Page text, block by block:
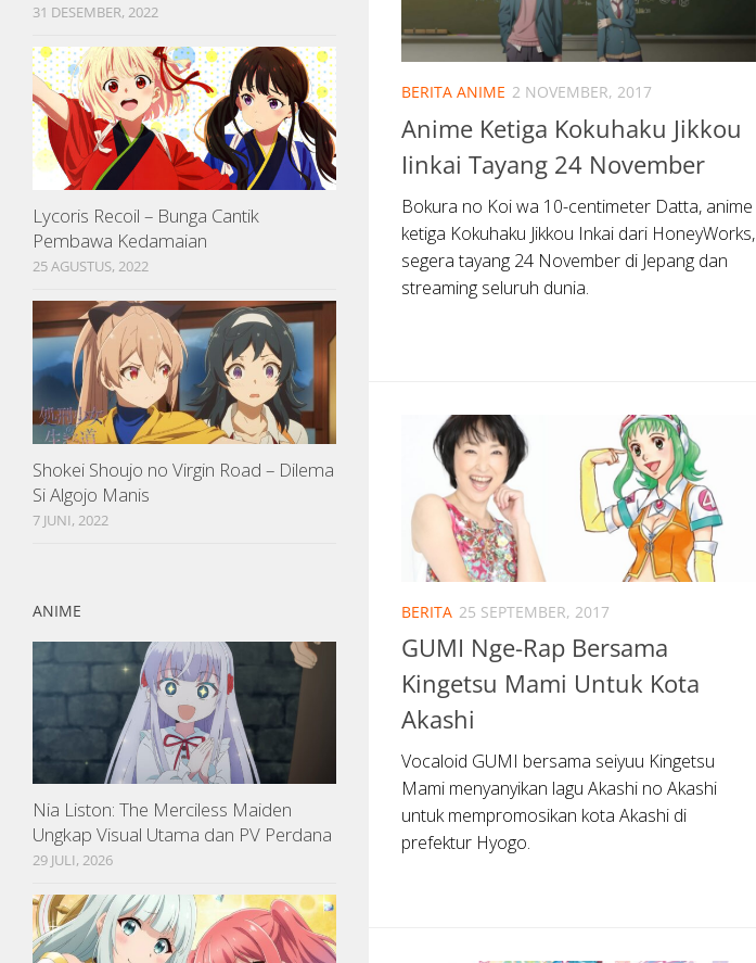
BERITA ANIME 2 NOVEMBER, 2017
Anime Ketiga Kokuhaku Jikkou
Iinkai Tayang 24 November
Bokura no Koi wa 10-centimeter Datta, anime
ketiga Kokuhaku Jikkou Inkai dari HoneyWorks,
segera tayang 24 November di Jepang dan
streaming seluruh dunia.
BERITA 25 SEPTEMBER, 2017
GUMI Nge-Rap Bersama
Kingetsu Mami Untuk Kota
Akashi
Vocaloid GUMI bersama seiyuu Kingetsu
Mami menyanyikan lagu Akashi no Akashi
untuk mempromosikan kota Akashi di
prefektur Hyogo.
31 DESEMBER, 2022
Lycoris Recoil – Bunga Cantik
Pembawa Kedamaian
25 AGUSTUS, 2022
Shokei Shoujo no Virgin Road – Dilema
Si Algojo Manis
7 JUNI, 2022
ANIME
Nia Liston: The Merciless Maiden
Ungkap Visual Utama dan PV Perdana
29 JULI, 2026